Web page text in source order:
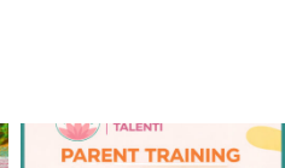
Laboratorio
indovinelli in